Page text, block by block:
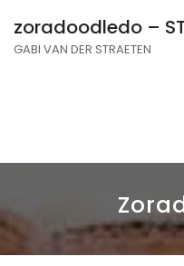
zoradoodledo –
GABI VAN DER STRAETEN